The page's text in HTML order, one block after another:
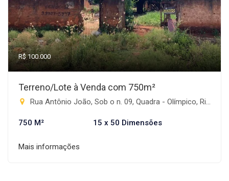
R$ 100.000
Terreno/Lote à Venda com 750m²
Rua Antônio João, Sob o n. 09, Quadra - Olímpico, Rio Brilhante-MS
750 M² 15 x 50 Dimensões
Mais informações